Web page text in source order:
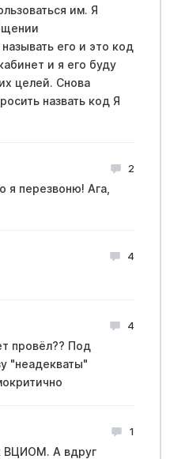
им. Я
его и это код
и я его буду
целей. Снова
назвать код Я
2
я перезвоню! Ага,
4
4
провёл?? Под
"неадекваты"
1
ВЦИОМ. А вдруг